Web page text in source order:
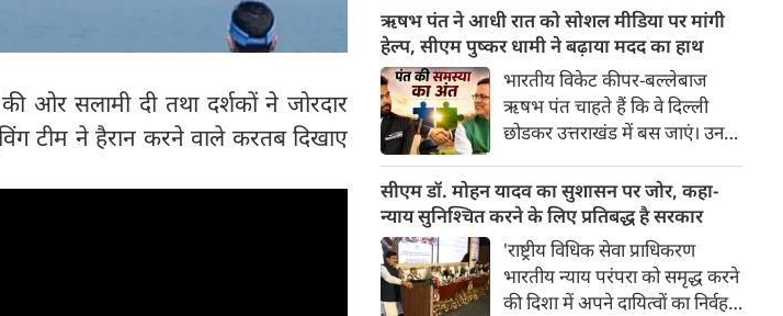
ओर सलामी दी तथा दर्शकों ने जोरदार
टीम ने हैरान करने वाले करतब दिखाए
झेलती रहीं।
बरसाए। गोरक्षपीठाधीश्वर के साथ
रामायण सीरियल में भगवान राम की
भूमिका निभाने वाले मेरठ के सांसद
अरुण गोविल समेत सभी
जनप्रतिनिधियों ने आस्था को सम्मान
देते हुए शिवभक्त कांवड़ यात्रियों पर
गुलाब की पंखुड़ियां बरसाईं।
ऋषभ पंत ने आधी रात को सोशल मीडिया पर मांगी
हेल्‍प, सीएम पुष्‍कर धामी ने बढ़ाया मदद का हाथ
भारतीय विकेट कीपर-बल्लेबाज
ऋषभ पंत चाहते हैं कि वे दिल्‍ली
छोडकर उत्तराखंड में बस जाएं। उनका
में बीत है, उससे उनकी यादें जुडी हैं।
इसलिए घर लौटना चाहता हूं, लेकिन
मनचाही जमीन नहीं मिल रही है। कुछ
इस इच्‍छा के साथ ऋषभ पंत ने आधी
रात को पोस्‍ट लिखी।
सीएम डॉ. मोहन यादव का सुशासन पर जोर, कहा-
न्याय सुनिश्चित करने के लिए प्रतिबद्ध है सरकार
'राष्ट्रीय विधिक सेवा प्राधिकरण
भारतीय न्याय परंपरा को समृद्ध करने
की दिशा में अपने दायित्वों का निर्वहन